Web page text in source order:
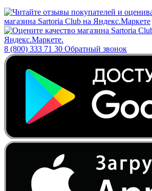
8 (800) 333 71 30 Обратный звонок